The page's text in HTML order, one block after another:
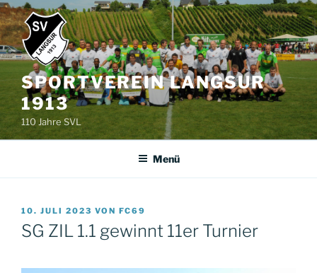
Zum
Inhalt
springen
SPORTVEREIN LANGSUR
1913
110 Jahre SVL
Menü
VERÖFFENTLICHT
AM
10. JULI 2023 VON FC69
SG ZIL 1.1 gewinnt 11er Turnier